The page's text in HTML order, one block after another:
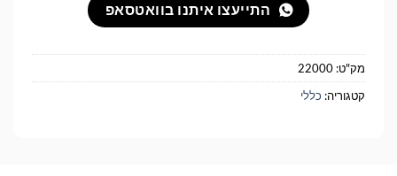
התייעצו איתנו בוואטסאפ
מק"ט: 22000
קטגוריה: כללי